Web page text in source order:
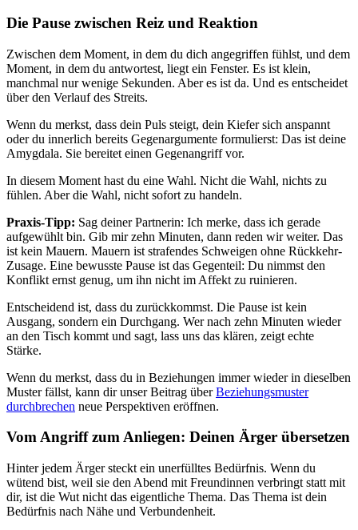
Die Pause zwischen Reiz und Reaktion
Zwischen dem Moment, in dem du dich angegriffen fühlst, und dem
Moment, in dem du antwortest, liegt ein Fenster. Es ist klein,
manchmal nur wenige Sekunden. Aber es ist da. Und es entscheidet
über den Verlauf des Streits.
Wenn du merkst, dass dein Puls steigt, dein Kiefer sich anspannt
oder du innerlich bereits Gegenargumente formulierst: Das ist deine
Amygdala. Sie bereitet einen Gegenangriff vor.
In diesem Moment hast du eine Wahl. Nicht die Wahl, nichts zu
fühlen. Aber die Wahl, nicht sofort zu handeln.
Praxis-Tipp: Sag deiner Partnerin: Ich merke, dass ich gerade
aufgewühlt bin. Gib mir zehn Minuten, dann reden wir weiter. Das
ist kein Mauern. Mauern ist strafendes Schweigen ohne Rückkehr-
Zusage. Eine bewusste Pause ist das Gegenteil: Du nimmst den
Konflikt ernst genug, um ihn nicht im Affekt zu ruinieren.
Entscheidend ist, dass du zurückkommst. Die Pause ist kein
Ausgang, sondern ein Durchgang. Wer nach zehn Minuten wieder
an den Tisch kommt und sagt, lass uns das klären, zeigt echte
Stärke.
Wenn du merkst, dass du in Beziehungen immer wieder in dieselben
Muster fällst, kann dir unser Beitrag überBeziehungsmuster
durchbrechen neue Perspektiven eröffnen.
Vom Angriff zum Anliegen: Deinen Ärger übersetzen
Hinter jedem Ärger steckt ein unerfülltes Bedürfnis. Wenn du
wütend bist, weil sie den Abend mit Freundinnen verbringt statt mit
dir, ist die Wut nicht das eigentliche Thema. Das Thema ist dein
Bedürfnis nach Nähe und Verbundenheit.